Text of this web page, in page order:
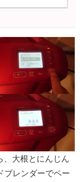
、大根とにんじん
ブレンダーでペー